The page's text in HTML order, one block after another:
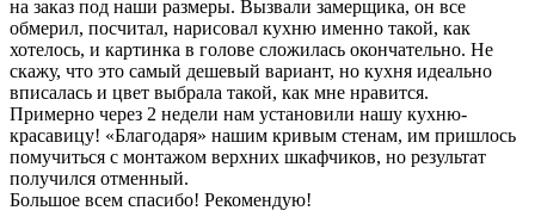
на заказ под наши размеры. Вызвали замерщика, он все
обмерил, посчитал, нарисовал кухню именно такой, как
хотелось, и картинка в голове сложилась окончательно. Не
скажу, что это самый дешевый вариант, но кухня идеально
вписалась и цвет выбрала такой, как мне нравится.
Примерно через 2 недели нам установили нашу кухню-
красавицу! «Благодаря» нашим кривым стенам, им пришлось
помучиться с монтажом верхних шкафчиков, но результат
получился отменный.
Большое всем спасибо! Рекомендую!